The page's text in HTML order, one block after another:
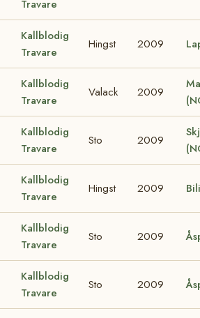
Travare
Kallblodig
Travare
Hingst 2009
Kallblodig
Travare
Valack 2009
Kallblodig
Travare
Sto 2009
Kallblodig
Travare
Hingst 2009
Kallblodig
Travare
Sto 2009
Kallblodig
Travare
Sto 2009